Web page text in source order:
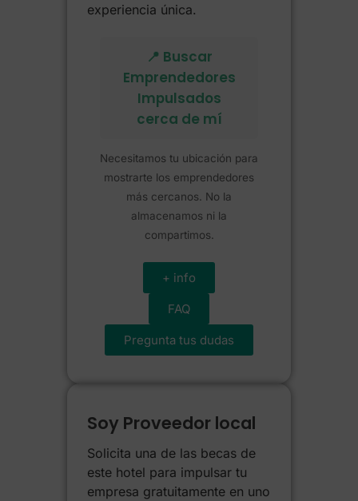
experiencia única.
📍 Buscar
Emprendedores
Impulsados
cerca de mí
Necesitamos tu ubicación para
mostrarte los emprendedores
más cercanos. No la
almacenamos ni la
compartimos.
+ info
FAQ
Pregunta tus dudas
Soy Proveedor local
Solicita una de las becas de
este hotel para impulsar tu
empresa gratuitamente en uno